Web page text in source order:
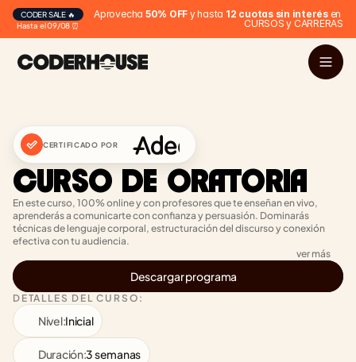
Hasta el 09/08 ⏰
CODER SALE 🔥 Aprovecha 50% OFF y hasta 12 cuotas sin interés en
CURSOS y CARRERAS
CERTIFICADO POR
CURSO DE ORATORIA
En este curso, 100% online y con profesores que te enseñan en vivo,
aprenderás a comunicarte con confianza y persuasión. Dominarás
técnicas de lenguaje corporal, estructuración del discurso y conexión
efectiva con tu audiencia.
ver más
Descargar programa
DETALLES DEL CURSO:
Nivel:Inicial
Duración:3 semanas